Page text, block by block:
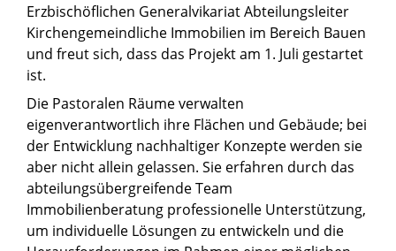
Erzbischöflichen Generalvikariat Abteilungsleiter
Kirchengemeindliche Immobilien im Bereich Bauen
und freut sich, dass das Projekt am 1. Juli gestartet
ist.
Die Pastoralen Räume verwalten
eigenverantwortlich ihre Flächen und Gebäude; bei
der Entwicklung nachhaltiger Konzepte werden sie
aber nicht allein gelassen. Sie erfahren durch das
abteilungsübergreifende Team
Immobilienberatung professionelle Unterstützung,
um individuelle Lösungen zu entwickeln und die